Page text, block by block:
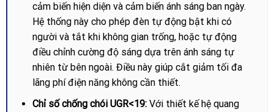
cảm biến hiện diện và cảm biến ánh sáng ban ngày.
Hệ thống này cho phép đèn tự động bật khi có
người và tắt khi không gian trống, hoặc tự động
điều chỉnh cường độ sáng dựa trên ánh sáng tự
nhiên từ bên ngoài. Điều này giúp cắt giảm tối đa
lãng phí điện năng không cần thiết.
Chỉ số chống chói UGR<19:Với thiết kế hệ quang